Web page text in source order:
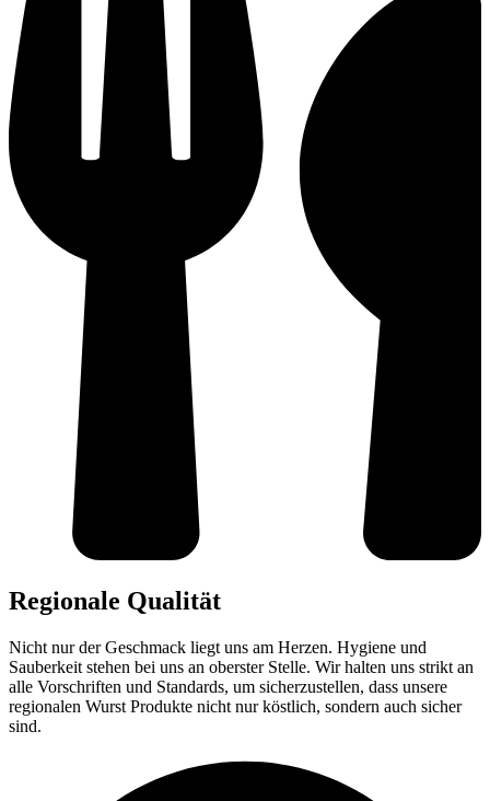
Regionale Qualität
Nicht nur der Geschmack liegt uns am Herzen. Hygiene und
Sauberkeit stehen bei uns an oberster Stelle. Wir halten uns strikt an
alle Vorschriften und Standards, um sicherzustellen, dass unsere
regionalen Wurst Produkte nicht nur köstlich, sondern auch sicher
sind.